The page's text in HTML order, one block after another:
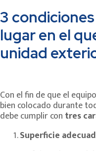
3
lugar en el
unidad
Con el fin de que el
bien colocado durante
debe cumplir con tres
Superficie